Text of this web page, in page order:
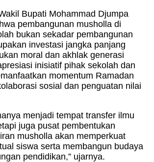
Bupati Mohammad Djumpa
pembangunan musholla di
bukan sekadar pembangunan
investasi jangka panjang
moral dan akhlak generasi
inisiatif pihak sekolah dan
momentum Ramadan
sosial dan penguatan nilai
menjadi tempat transfer ilmu
juga pusat pembentukan
musholla akan memperkuat
siswa serta membangun budaya
pendidikan,” ujarnya.